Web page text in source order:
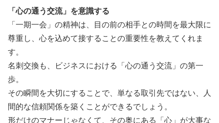
「心の通う交流」を意識する
「一期一会」の精神は、目の前の相手との時間を最大限に
尊重し、心を込めて接することの重要性を教えてくれま
す。
名刺交換も、ビジネスにおける「心の通う交流」の第一
歩。
その瞬間を大切にすることで、単なる取引先ではない、人
間的な信頼関係を築くことができるでしょう。
形だけのマナーじゃなくて、その奥にある「心」が大事な